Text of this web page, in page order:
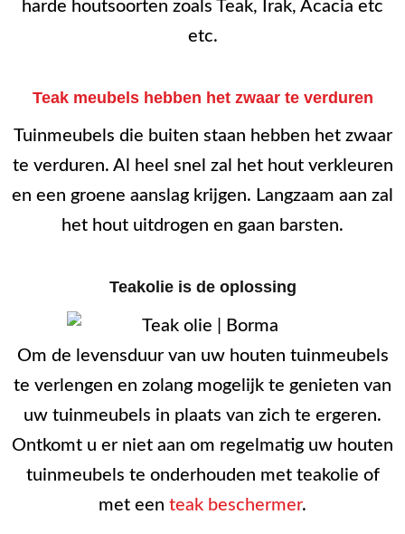
harde houtsoorten zoals Teak, Irak, Acacia etc
etc.
Teak meubels hebben het zwaar te verduren
Tuinmeubels die buiten staan hebben het zwaar
te verduren. Al heel snel zal het hout verkleuren
en een groene aanslag krijgen. Langzaam aan zal
het hout uitdrogen en gaan barsten.
Teakolie is de oplossing
Om de levensduur van uw houten tuinmeubels
te verlengen en zolang mogelijk te genieten van
uw tuinmeubels in plaats van zich te ergeren.
Ontkomt u er niet aan om regelmatig uw houten
tuinmeubels te onderhouden met teakolie of
met een teak beschermer.